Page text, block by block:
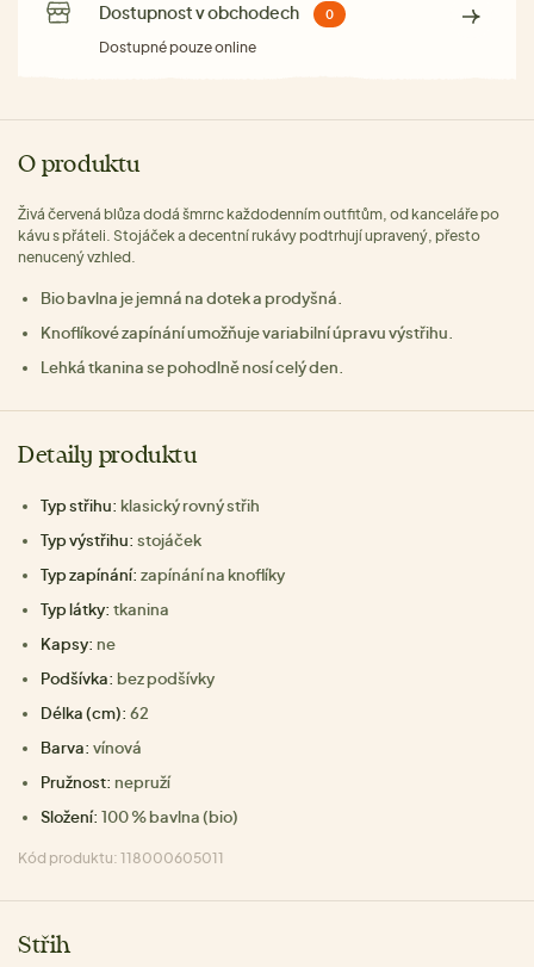
Dostupnost v obchodech 0
Dostupné pouze online
O produktu
Živá červená blůza dodá šmrnc každodenním outfitům, od kanceláře po
kávu s přáteli. Stojáček a decentní rukávy podtrhují upravený, přesto
nenucený vzhled.
Bio bavlna je jemná na dotek a prodyšná.
Knoflíkové zapínání umožňuje variabilní úpravu výstřihu.
Lehká tkanina se pohodlně nosí celý den.
Detaily produktu
Typ střihu: klasický rovný střih
Typ výstřihu: stojáček
Typ zapínání: zapínání na knoflíky
Typ látky: tkanina
Kapsy: ne
Podšívka: bez podšívky
Délka (cm): 62
Barva: vínová
Pružnost: nepruží
Složení: 100 % bavlna (bio)
Kód produktu: 118000605011
Střih